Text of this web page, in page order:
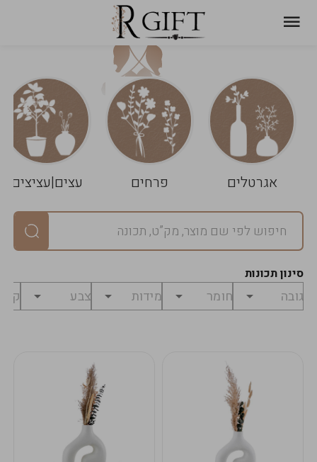
אגרטלים פרחים עצים|עציצים
סינון תכונות
עגלת
שלך
ניקוי
הסל
במארז
מחיר
לפני
₪0
לתשלום